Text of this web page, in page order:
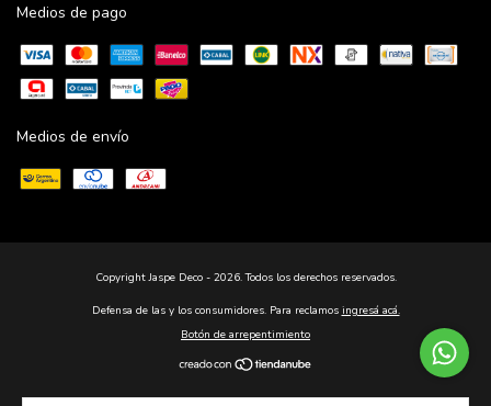
Medios de pago
Medios de envío
Copyright Jaspe Deco - 2026. Todos los derechos reservados.
Defensa de las y los consumidores. Para reclamos ingresá acá.
Botón de arrepentimiento